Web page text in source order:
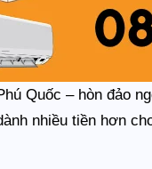
Quốc – hòn đảo
nhiều tiền hơn